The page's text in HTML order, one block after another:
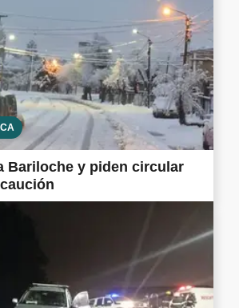
Bariloche y piden circular